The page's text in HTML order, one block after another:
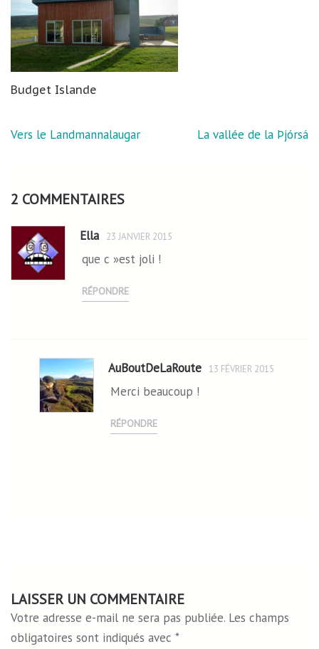
Budget Islande
Navigation
Vers le Landmannalaugar La vallée de la Þjórsá
2 COMMENTAIRES
Ella 23 JANVIER 2015
que c »est joli !
RÉPONDRE
AuBoutDeLaRoute 13 FÉVRIER 2015
Merci beaucoup !
RÉPONDRE
LAISSER UN COMMENTAIRE
Votre adresse e-mail ne sera pas publiée. Les champs
obligatoires sont indiqués avec *